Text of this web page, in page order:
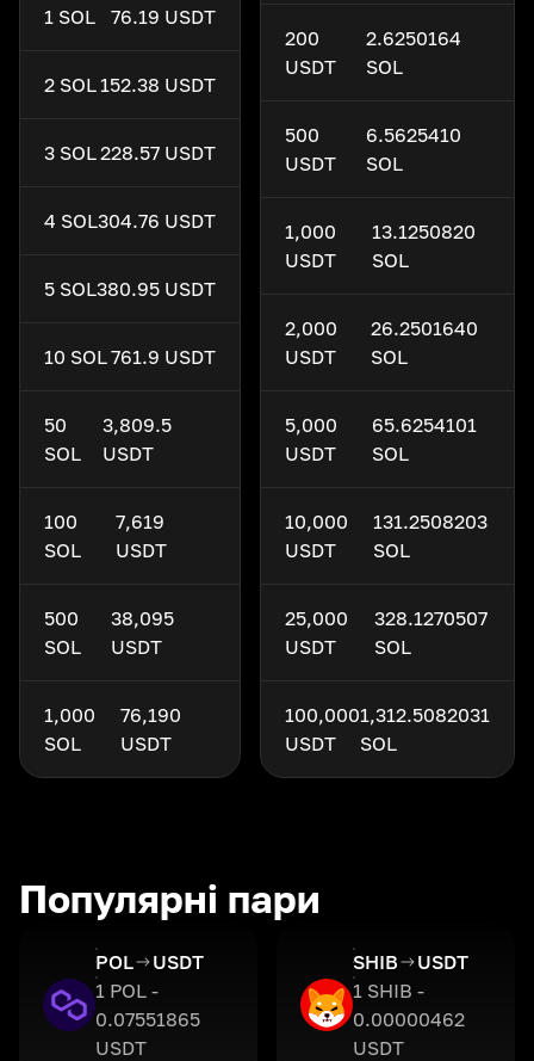
1 SOL 76.19 USDT
2 SOL152.38 USDT
3 SOL228.57 USDT
4 SOL304.76 USDT
5 SOL380.95 USDT
10 SOL761.9 USDT
50
SOL
3,809.5
USDT
100
SOL
7,619
USDT
500
SOL
38,095
USDT
1,000
SOL
76,190
USDT
200
USDT
2.6250164
SOL
500
USDT
6.5625410
SOL
1,000
USDT
13.1250820
SOL
2,000
USDT
26.2501640
SOL
5,000
USDT
65.6254101
SOL
10,000
USDT
131.2508203
SOL
25,000
USDT
328.1270507
SOL
100,000
USDT
1,312.5082031
SOL
Популярні пари
POL
USDT
1 POL -
0.07551865
USDT
SHIB
USDT
1 SHIB -
0.00000462
USDT